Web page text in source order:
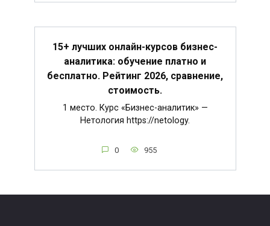
15+ лучших онлайн-курсов бизнес-
аналитика: обучение платно и
бесплатно. Рейтинг 2026, сравнение,
стоимость.
1 место. Курс «Бизнес-аналитик» —
Нетология https://netology.
0 955